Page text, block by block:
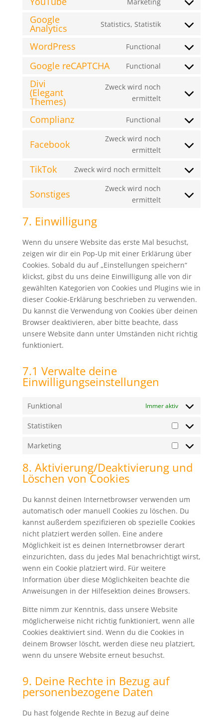
google-
google-
Consent
service
Google
Analytics Statistics, Statistik
Consent
service
google-
WordPress Functional
Consent
Google reCAPTCHA Functional
Consent
service
recaptcha
Divi
(Elegant
Themes)
Zweck wird noch
ermittelt
Consent
service
(elegant-
Complianz Functional
Consent
service
Facebook
Zweck wird noch
ermittelt
Consent
service
TikTok Zweck wird noch ermittelt
Consent
service
Sonstiges
Zweck wird noch
ermittelt
Consent
7. Einwilligung
Wenn du unsere Website das erste Mal besuchst,
zeigen wir dir ein Pop-Up mit einer Erklärung über
Cookies. Sobald du auf „Einstellungen speichern“
klickst, gibst du uns deine Einwilligung alle von dir
gewählten Kategorien von Cookies und Plugins wie in
dieser Cookie-Erklärung beschrieben zu verwenden.
Du kannst die Verwendung von Cookies über deinen
Browser deaktivieren, aber bitte beachte, dass
unsere Website dann unter Umständen nicht richtig
funktioniert.
7.1 Verwalte deine
Einwilligungseinstellungen
Funktional Immer aktiv
Statistiken
Statistiken
Marketing
Marketing
8. Aktivierung/Deaktivierung und
Löschen von Cookies
Du kannst deinen Internetbrowser verwenden um
automatisch oder manuell Cookies zu löschen. Du
kannst außerdem spezifizieren ob spezielle Cookies
nicht platziert werden sollen. Eine andere
Möglichkeit ist es deinen Internetbrowser derart
einzurichten, dass du jedes Mal benachrichtigt wirst,
wenn ein Cookie platziert wird. Für weitere
Information über diese Möglichkeiten beachte die
Anweisungen in der Hilfesektion deines Browsers.
Bitte nimm zur Kenntnis, dass unsere Website
möglicherweise nicht richtig funktioniert, wenn alle
Cookies deaktiviert sind. Wenn du die Cookies in
deinem Browser löscht, werden diese neu platziert,
wenn du unsere Website erneut besuchst.
9. Deine Rechte in Bezug auf
personenbezogene Daten
Du hast folgende Rechte in Bezug auf deine